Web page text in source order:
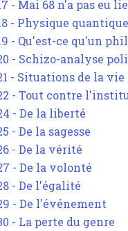
- Mai 68 n'a pas eu
- Physique quantique
- Qu'est-ce qu'un
- Schizo-analyse
- Situations de la vie
- Tout contre
- De la liberté
- De la sagesse
- De la vérité
- De la volonté
- De l'égalité
- De l'événement
- La perte du genre